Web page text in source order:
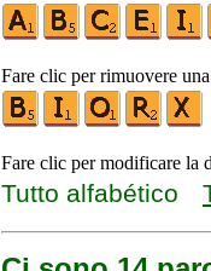
Fare clic per rimuovere
Fare clic per modificare la
Tutto alfabético